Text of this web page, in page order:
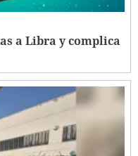
a Libra y complica